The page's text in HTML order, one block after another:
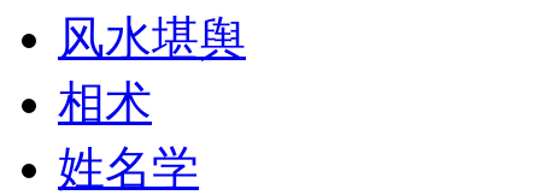
风水堪舆
相术
姓名学